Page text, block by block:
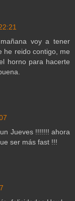
voy a tener
he reido contigo, me
horno para hacerte
Jueves !!!!!!! ahora
ser más fast !!!